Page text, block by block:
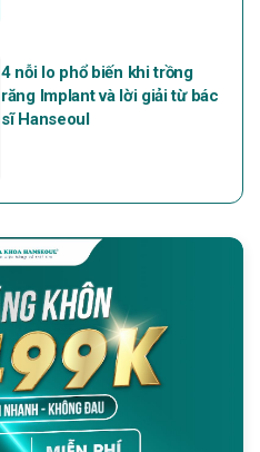
4 nỗi lo phổ biến khi trồng
răng Implant và lời giải từ bác
sĩ Hanseoul